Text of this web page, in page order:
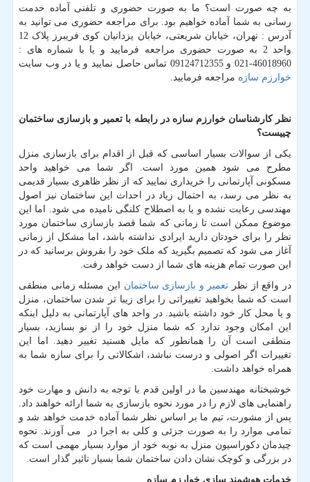
به چه صورت است؟ ما به صورت حضوری و تلفنی آماده خدمت
رسانی به شما آماده خواهیم بود. برای مراجعه حضوری می توانید به
آدرس : تهران، خیابان شریعتی، خیابان یزدانیان کوی فریبرز پلاک 12
واحد 2 به صورت حضوری مراجعه فرمایید و یا با شماره های :
46018960-021 و 09124712355 تماس حاصل نمایید و یا در وب سایت
خوارزم سازه مراجعه فرمایید.
نظر کارشناسان خوارزم سازه در رابطه با تعمیر و بازسازی ساختمان
چییست؟
یکی از سوالات بسیار اساسی که قبل از اقدام برای بازسازی منزل
مطرح می شود همین مورد است. اگر شما می خواهید واحد
مسکونی آپارتمانی را خریداری نمایید که از نظر ظاهری بسیار قدیمی
به نظر می رسد، به احتمال زیاد در احداث این ساختمان نیز اصول
مهندسی رعایت نشده و یا به اصطلاح کلنگی نامیده می شود. اما این
موضوع ممکن است تا زمانی که شما قصد بازسازی ساختمان مورد
نظر را برای خودتان دارید ایرادی نداشته باشد، اما مشکل از زمانی
آغاز می شود که تصمیم بگیرید که ملک خود را بفروش برسانید که در
این صورت تمام هزینه های شما از دست خواهد رفت.
در واقع از نظر تعمیر و بازسازی ساختمان این مسئله زمانی منطقی
است که شما بخواهید تغییراتی را برای زیبا تر شدن ساختمان، منزل
و یا محل کار خود داشته باشید. در واحد های آپارتمانی به دلیل اینکه
این امکان وجود ندارد که شما منزل خود را از نو بسازید، بسیار
منطقی است آن را همانطور که مایل هستید تغییر دهید. اما این
تغییرات اگر اصولی و درست نباشد، اشکالاتی را برای سازه شما به
همراه خواهد داشت.
خوشبختانه مهندسین ما در اولین قدم با توجه به دانش و مهارت خود
راهنمایی های لازم را در مورد نحوه بازسازی به شما ارائه خواهند داد.
پس از مشورت، تیم ما بر اساس نظر شما آماده خدمت خواهد شد و
تمامی موارد را به صورت جزئی و کلی به اجرا در می آورند. نحوه
چیدمان دکوراسیون منزل به نوبه خود از موارد بسیار مهمی است که
در بزرگی و کوچک نشان دادن ساختمان شما بسیار تاثیر گذار است.
خدمات هوشمند سازی خوارزم سازه